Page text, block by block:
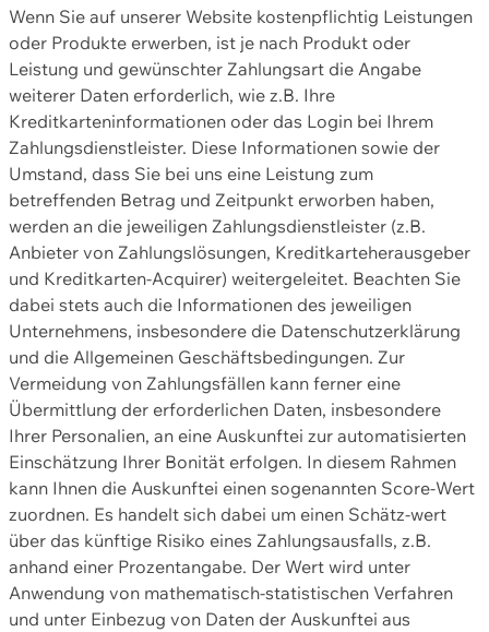
Wenn Sie auf unserer Website kostenpflichtig Leistungen
oder Produkte erwerben, ist je nach Produkt oder
Leistung und gewünschter Zahlungsart die Angabe
weiterer Daten erforderlich, wie z.B. Ihre
Kreditkarteninformationen oder das Login bei Ihrem
Zahlungsdienstleister. Diese Informationen sowie der
Umstand, dass Sie bei uns eine Leistung zum
betreffenden Betrag und Zeitpunkt erworben haben,
werden an die jeweiligen Zahlungsdienstleister (z.B.
Anbieter von Zahlungslösungen, Kreditkarteherausgeber
und Kreditkarten-Acquirer) weitergeleitet. Beachten Sie
dabei stets auch die Informationen des jeweiligen
Unternehmens, insbesondere die Datenschutzerklärung
und die Allgemeinen Geschäftsbedingungen. Zur
Vermeidung von Zahlungsfällen kann ferner eine
Übermittlung der erforderlichen Daten, insbesondere
Ihrer Personalien, an eine Auskunftei zur automatisierten
Einschätzung Ihrer Bonität erfolgen. In diesem Rahmen
kann Ihnen die Auskunftei einen sogenannten Score-Wert
zuordnen. Es handelt sich dabei um einen Schätz-wert
über das künftige Risiko eines Zahlungsausfalls, z.B.
anhand einer Prozentangabe. Der Wert wird unter
Anwendung von mathematisch-statistischen Verfahren
und unter Einbezug von Daten der Auskunftei aus